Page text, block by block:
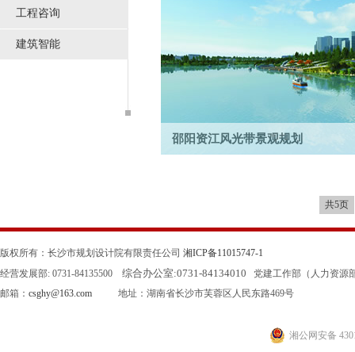
工程咨询
建筑智能
邵阳资江风光带景观规划
共5页
版权所有：长沙市规划设计院有限责任公司 湘ICP备11015747-1
经营发展部: 0731-84135500 综合办公室:0731-84134010
党建工作部（人力资源
邮箱： csghy@163.com 地址：湖南省长沙市芙蓉区人民东路469号
湘公网安备